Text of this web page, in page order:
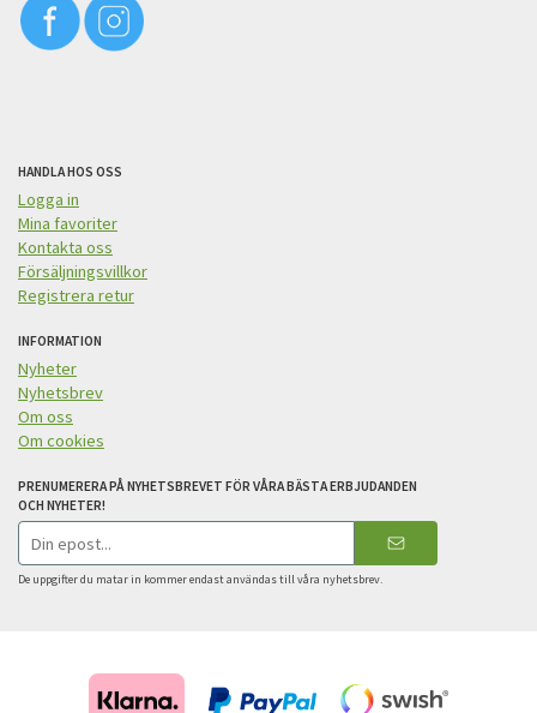
HANDLA HOS OSS
Logga in
Mina favoriter
Kontakta oss
Försäljningsvillkor
Registrera retur
INFORMATION
Nyheter
Nyhetsbrev
Om oss
Om cookies
PRENUMERERA PÅ NYHETSBREVET FÖR VÅRA BÄSTA ERBJUDANDEN
OCH NYHETER!
E-
postadress
De uppgifter du matar in kommer endast användas till våra nyhetsbrev.